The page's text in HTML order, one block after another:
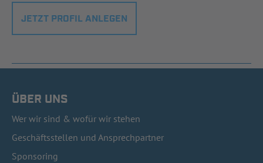
JETZT PROFIL ANLEGEN
ÜBER UNS
Wer wir sind & wofür wir stehen
Geschäftsstellen und Ansprechpartner
Sponsoring